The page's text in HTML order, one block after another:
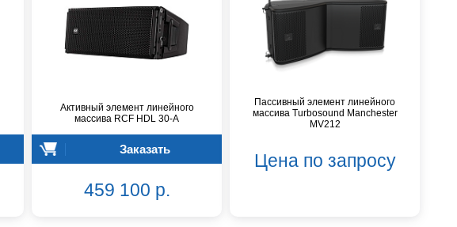
Активный элемент линейного
массива RCF HDL 30-A
Заказать
459 100 р.
Пассивный элемент линейного
массива Turbosound Manchester
MV212
Цена по запросу